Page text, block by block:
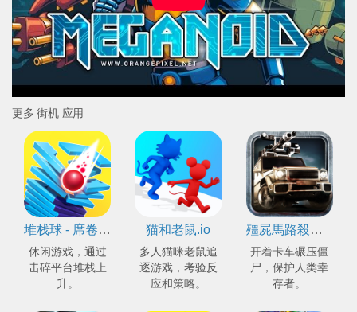
更多 街机 应用
堆栈球 - 席卷多平台
休闲游戏，通过
击碎平台堆栈上
升。
猫和老鼠.io
多人猫咪老鼠追
逐游戏，考验反
应和策略。
殭屍馬路殺手 - Zombie Roadkill 3D
开着卡车碾压僵
尸，保护人类幸
存者。